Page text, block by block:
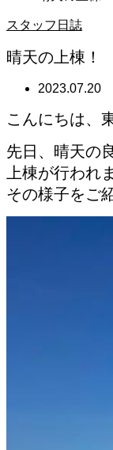
スタッフ日誌
晴天の上棟！
2023.07.20
こんにちは、
先日、晴天の
上棟が行われ
その様子をご